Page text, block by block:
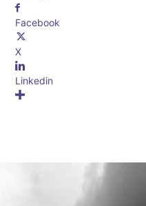
Facebook
X
Linkedin